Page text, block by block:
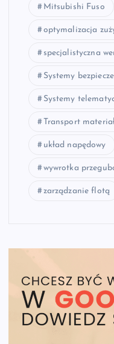
Mitsubishi Fuso
optymalizacja
specjalistyczna
Systemy
Systemy
Transport
układ napędowy
wywrotka
zarządzanie flotą